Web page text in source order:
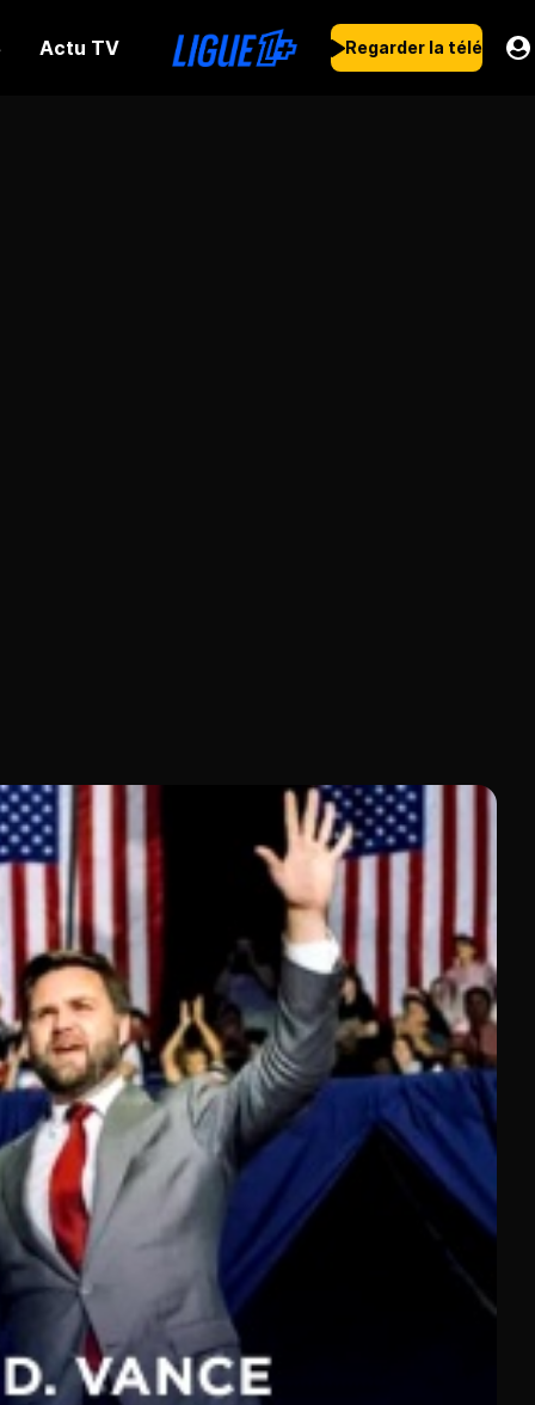
Actu TV Regarder la télé